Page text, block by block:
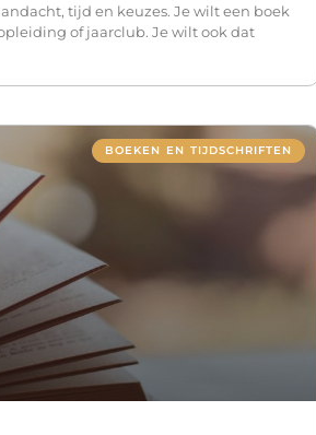
tijd en keuzes. Je wilt een boek
of jaarclub. Je wilt ook dat
BOEKEN EN TIJDSCHRIFTEN